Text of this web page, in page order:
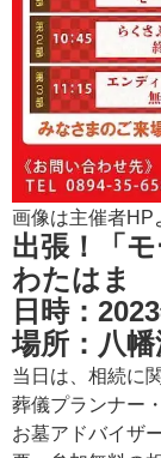
画像は主催者HP
出張！「
わたはま
日時：
場所：八
当日は、相続に
葬儀プランナー
お墓アドバイザ